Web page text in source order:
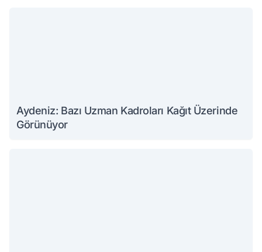
Aydeniz: Bazı Uzman Kadroları Kağıt Üzerinde
Görünüyor